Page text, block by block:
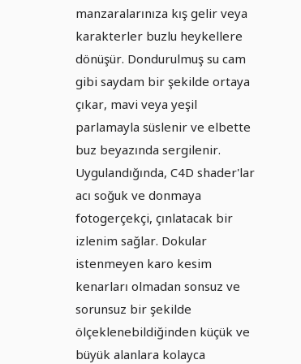
manzaralarınıza kış gelir veya
karakterler buzlu heykellere
dönüşür. Dondurulmuş su cam
gibi saydam bir şekilde ortaya
çıkar, mavi veya yeşil
parlamayla süslenir ve elbette
buz beyazında sergilenir.
Uygulandığında, C4D shader'lar
acı soğuk ve donmaya
fotogerçekçi, çınlatacak bir
izlenim sağlar. Dokular
istenmeyen karo kesim
kenarları olmadan sonsuz ve
sorunsuz bir şekilde
ölçeklenebildiğinden küçük ve
büyük alanlara kolayca